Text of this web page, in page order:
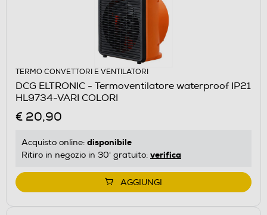
TERMO CONVETTORI E VENTILATORI
DCG ELTRONIC - Termoventilatore waterproof IP21
HL9734-VARI COLORI
€ 20,90
Acquisto online: disponibile
Ritiro in negozio in 30' gratuito: verifica
AGGIUNGI